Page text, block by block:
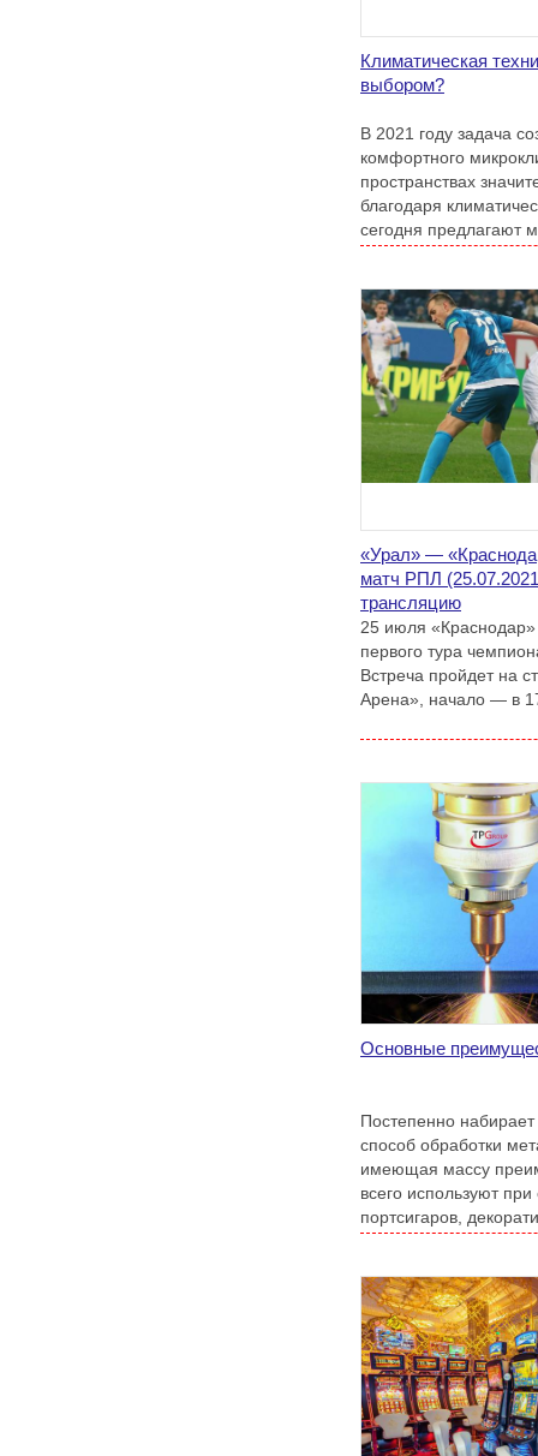
Климатическая
выбором?
В 2021 году задача
комфортного
пространствах
благодаря
сегодня предлагают
«Урал» —
матч РПЛ
трансляцию
25 июля «Краснодар»
первого тура
Встреча пройдет на
Арена», начало — в
Основные
Постепенно
способ обработки
имеющая массу
всего используют
портсигаров,